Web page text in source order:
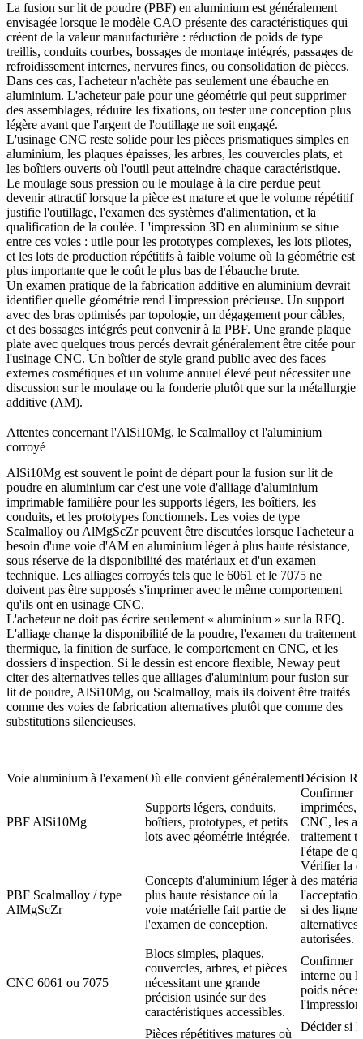
La fusion sur lit de poudre (PBF) en aluminium est généralement
envisagée lorsque le modèle CAO présente des caractéristiques qui
créent de la valeur manufacturière : réduction de poids de type
treillis, conduits courbes, bossages de montage intégrés, passages de
refroidissement internes, nervures fines, ou consolidation de pièces.
Dans ces cas, l'acheteur n'achète pas seulement une ébauche en
aluminium. L'acheteur paie pour une géométrie qui peut supprimer
des assemblages, réduire les fixations, ou tester une conception plus
légère avant que l'argent de l'outillage ne soit engagé.
L'usinage CNC reste solide pour les pièces prismatiques simples en
aluminium, les plaques épaisses, les arbres, les couvercles plats, et
les boîtiers ouverts où l'outil peut atteindre chaque caractéristique.
Le moulage sous pression ou le moulage à la cire perdue peut
devenir attractif lorsque la pièce est mature et que le volume répétitif
justifie l'outillage, l'examen des systèmes d'alimentation, et la
qualification de la coulée. L'impression 3D en aluminium se situe
entre ces voies : utile pour les prototypes complexes, les lots pilotes,
et les lots de production répétitifs à faible volume où la géométrie est
plus importante que le coût le plus bas de l'ébauche brute.
Un examen pratique de la fabrication additive en aluminium devrait
identifier quelle géométrie rend l'impression précieuse. Un support
avec des bras optimisés par topologie, un dégagement pour câbles,
et des bossages intégrés peut convenir à la PBF. Une grande plaque
plate avec quelques trous percés devrait généralement être citée pour
l'usinage CNC. Un boîtier de style grand public avec des faces
externes cosmétiques et un volume annuel élevé peut nécessiter une
discussion sur le moulage ou la fonderie plutôt que sur la métallurgie
additive (AM).
Attentes concernant l'AlSi10Mg, le Scalmalloy et l'aluminium
corroyé
AlSi10Mg est souvent le point de départ pour la fusion sur lit de
poudre en aluminium car c'est une voie d'alliage d'aluminium
imprimable familière pour les supports légers, les boîtiers, les
conduits, et les prototypes fonctionnels. Les voies de type
Scalmalloy ou AlMgScZr peuvent être discutées lorsque l'acheteur a
besoin d'une voie d'AM en aluminium léger à plus haute résistance,
sous réserve de la disponibilité des matériaux et d'un examen
technique. Les alliages corroyés tels que le 6061 et le 7075 ne
doivent pas être supposés s'imprimer avec le même comportement
qu'ils ont en usinage CNC.
L'acheteur ne doit pas écrire seulement « aluminium » sur la RFQ.
L'alliage change la disponibilité de la poudre, l'examen du traitement
thermique, la finition de surface, le comportement en CNC, et les
dossiers d'inspection. Si le dessin est encore flexible, Neway peut
citer des alternatives telles que alliages d'aluminium pour fusion sur
lit de poudre, AlSi10Mg, ou Scalmalloy, mais ils doivent être traités
comme des voies de fabrication alternatives plutôt que comme des
substitutions silencieuses.
Voie aluminium à l'examenOù elle convient généralementDécision
PBF AlSi10Mg
Supports légers, conduits,
boîtiers, prototypes, et petits
lots avec géométrie intégrée.
Confirmer
imprimées,
CNC, les
traitement
l'étape de
PBF Scalmalloy / type
AlMgScZr
Concepts d'aluminium léger à
plus haute résistance où la
voie matérielle fait partie de
l'examen de conception.
Vérifier la
des
si des
alternatives
autorisées.
CNC 6061 ou 7075
Blocs simples, plaques,
couvercles, arbres, et pièces
nécessitant une grande
précision usinée sur des
caractéristiques accessibles.
Confirmer
interne ou
poids
Pièces répétitives matures où
Décider si